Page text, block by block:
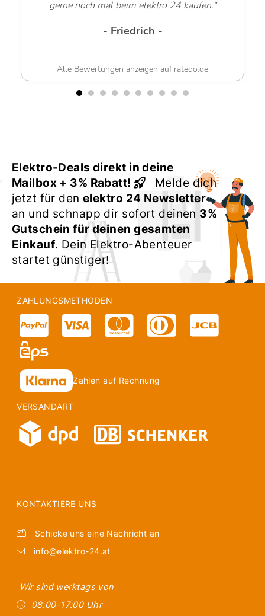
Alle Bewertungen anzeigen auf ratedo.de
Elektro-Deals direkt in deine
Mailbox + 3% Rabatt!
Melde dich
jetzt für denelektro 24 Newsletter
an und schnapp dir sofort deinen 3%
Gutschein für deinen gesamten
Einkauf. Dein Elektro-Abenteuer
startet günstiger!
ZAHLUNGSMETHODEN
Zahlen auf Rechnung
VERSANDART
KONTAKTIERE UNS
Schicke uns eine Nachricht an
info@elektro-24.at
Wir sind werktags von
08:00-17:00 Uhr